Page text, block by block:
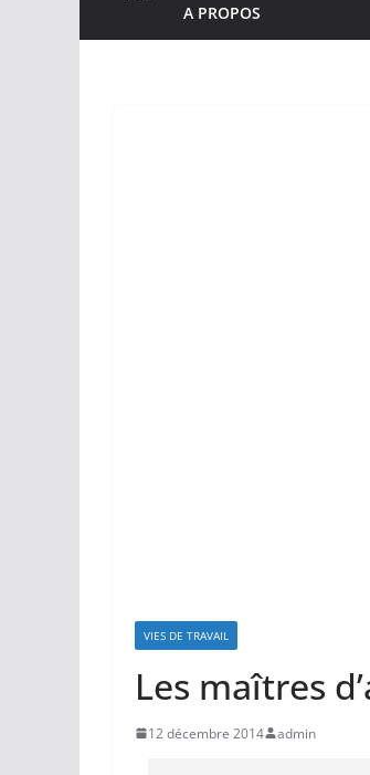
A PROPOS
VIES DE TRAVAIL
Les maîtres
12 décembre 2014 admin